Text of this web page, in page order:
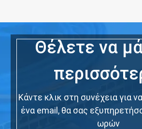
Θέλετε να
Κάντε κλικ στη συνέχεια για
ένα email, θα σας
ωρών